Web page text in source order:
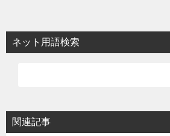
ネット用語検索
関連記事